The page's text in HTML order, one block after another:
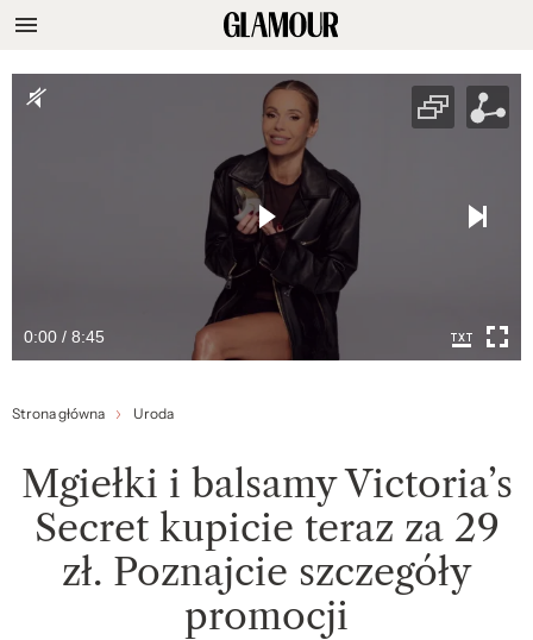
0:00 / 8:45
Strona główna Uroda
Mgiełki i balsamy Victoria’s
Secret kupicie teraz za 29
zł. Poznajcie szczegóły
promocji